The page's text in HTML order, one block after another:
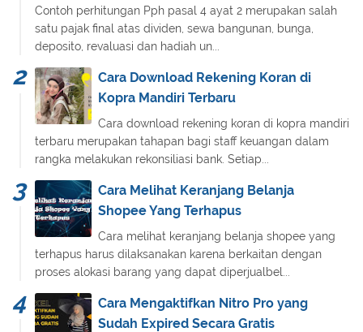
Contoh perhitungan Pph pasal 4 ayat 2 merupakan salah
satu pajak final atas dividen, sewa bangunan, bunga,
deposito, revaluasi dan hadiah un...
Cara Download Rekening Koran di
Kopra Mandiri Terbaru
Cara download rekening koran di kopra mandiri
terbaru merupakan tahapan bagi staff keuangan dalam
rangka melakukan rekonsiliasi bank. Setiap...
Cara Melihat Keranjang Belanja
Shopee Yang Terhapus
Cara melihat keranjang belanja shopee yang
terhapus harus dilaksanakan karena berkaitan dengan
proses alokasi barang yang dapat diperjualbel...
Cara Mengaktifkan Nitro Pro yang
Sudah Expired Secara Gratis